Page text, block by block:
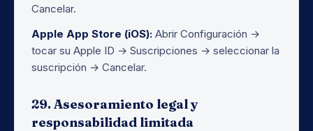
Cancelar.
Apple App Store (iOS): Abrir Configuración →
tocar su Apple ID → Suscripciones → seleccionar la
suscripción → Cancelar.
29. Asesoramiento legal y
responsabilidad limitada